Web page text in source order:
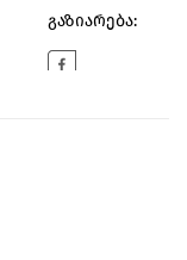
გაზიარება: